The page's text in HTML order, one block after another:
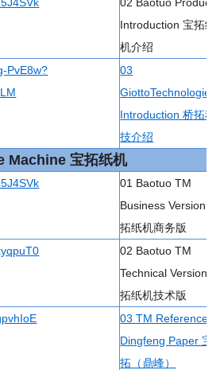
Introduction 宝拓纸
机介绍
PvE8w?
03
GiottoTechnologies
Introduction 桥拓科
技介绍
Machine 宝拓纸机
01 Baotuo TM
Business Version 宝
拓纸机商务版
02 Baotuo TM
Technical Version 宝
拓纸机技术版
03 TM Reference
Dingfeng Paper 宝
拓（鼎峰）